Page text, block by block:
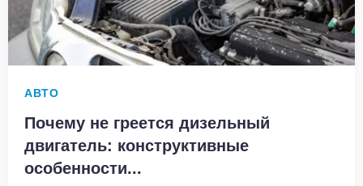
АВТО
Почему не греется дизельный
двигатель: конструктивные
особенности...